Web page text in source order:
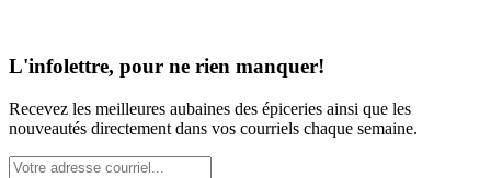
L'infolettre, pour ne rien manquer!
Recevez les meilleures aubaines des épiceries ainsi que les
nouveautés directement dans vos courriels chaque semaine.